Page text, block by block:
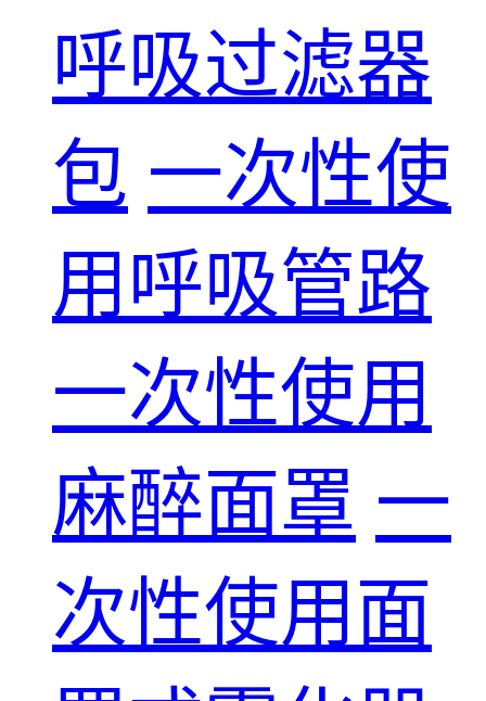
呼吸过滤器
包 一次性使
用呼吸管路
一次性使用
麻醉面罩 一
次性使用面